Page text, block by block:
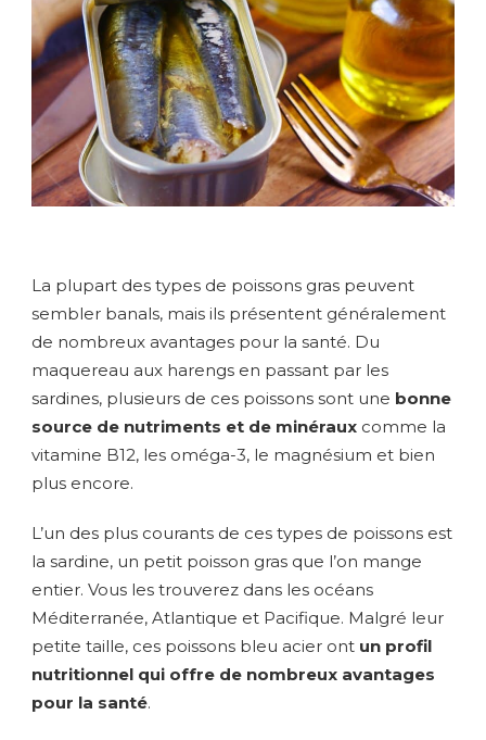
La plupart des types de poissons gras peuvent
sembler banals, mais ils présentent généralement
de nombreux avantages pour la santé. Du
maquereau aux harengs en passant par les
sardines, plusieurs de ces poissons sont une bonne
source de nutriments et de minéraux comme la
vitamine B12, les oméga-3, le magnésium et bien
plus encore.
L’un des plus courants de ces types de poissons est
la sardine, un petit poisson gras que l’on mange
entier. Vous les trouverez dans les océans
Méditerranée, Atlantique et Pacifique. Malgré leur
petite taille, ces poissons bleu acier ont un profil
nutritionnel qui offre de nombreux avantages
pour la santé.